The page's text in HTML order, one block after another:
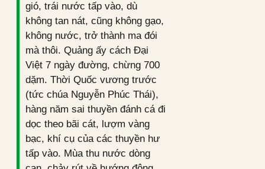
gió, trái nước tấp vào, dù
không tan nát, cũng không gạo,
không nước, trở thành ma đói
mà thôi. Quảng ấy cách Đại
Việt 7 ngày đường, chừng 700
dặm. Thời Quốc vương trước
(tức chúa Nguyễn Phúc Thái),
hàng năm sai thuyền đánh cá đi
dọc theo bãi cát, lượm vàng
bạc, khí cụ của các thuyền hư
tấp vào. Mùa thu nước dòng